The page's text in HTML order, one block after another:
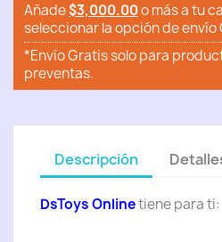
Añade$3,000.00o más a tu
seleccionar la opción de envío
*Envío Gratis solo para
preventas.
Descripción
DsToys Onlinetiene para ti: